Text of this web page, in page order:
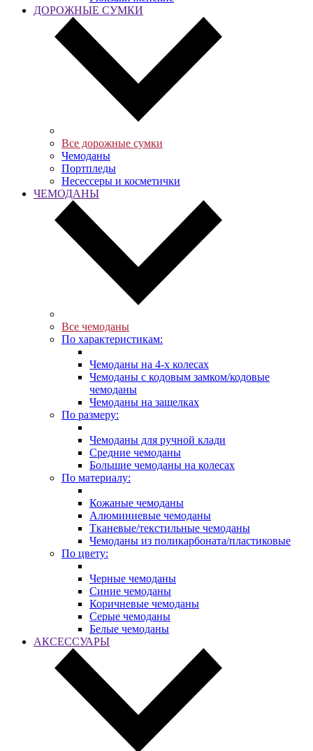
ДОРОЖНЫЕ СУМКИ
Все дорожные сумки
Чемоданы
Портпледы
Несессеры и косметички
ЧЕМОДАНЫ
Все чемоданы
По характеристикам:
Чемоданы на 4-х колесах
Чемоданы с кодовым замком/кодовые
чемоданы
Чемоданы на защелках
По размеру:
Чемоданы для ручной клади
Средние чемоданы
Большие чемоданы на колесах
По материалу:
Кожаные чемоданы
Алюминиевые чемоданы
Тканевые/текстильные чемоданы
Чемоданы из поликарбоната/пластиковые
По цвету:
Черные чемоданы
Синие чемоданы
Коричневые чемоданы
Серые чемоданы
Белые чемоданы
АКСЕССУАРЫ